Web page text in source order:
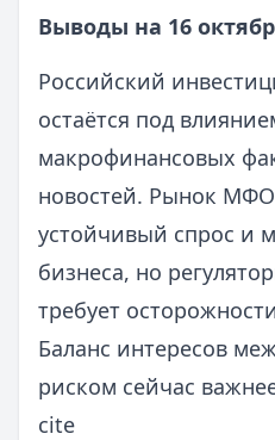
Выводы на 16
Российский
остаётся под
макрофинансовых
новостей. Рынок
устойчивый спрос и
бизнеса, но
требует
Баланс интересов
риском сейчас
cite